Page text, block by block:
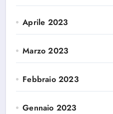
Aprile 2023
Marzo 2023
Febbraio 2023
Gennaio 2023